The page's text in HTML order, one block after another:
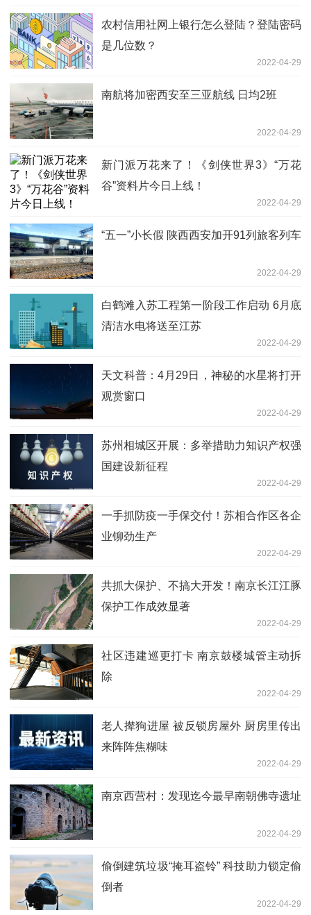
农村信用社网上银行怎么登陆？登陆密码
是几位数？
2022-04-29
南航将加密西安至三亚航线 日均2班
2022-04-29
新门派万花来了！《剑侠世界3》“万花
谷”资料片今日上线！
2022-04-29
“五一”小长假 陕西西安加开91列旅客列车
2022-04-29
白鹤滩入苏工程第一阶段工作启动 6月底
清洁水电将送至江苏
2022-04-29
天文科普：4月29日，神秘的水星将打开
观赏窗口
2022-04-29
苏州相城区开展：多举措助力知识产权强
国建设新征程
2022-04-29
一手抓防疫一手保交付！苏相合作区各企
业铆劲生产
2022-04-29
共抓大保护、不搞大开发！南京长江江豚
保护工作成效显著
2022-04-29
社区违建巡更打卡 南京鼓楼城管主动拆
除
2022-04-29
老人撵狗进屋 被反锁房屋外 厨房里传出
来阵阵焦糊味
2022-04-29
南京西营村：发现迄今最早南朝佛寺遗址
2022-04-29
偷倒建筑垃圾“掩耳盗铃” 科技助力锁定偷
倒者
2022-04-29